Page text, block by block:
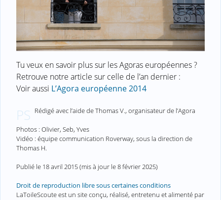
Tu veux en savoir plus sur les Agoras européennes ?
Retrouve notre article sur celle de l’an dernier :
Voir aussi L’Agora européenne 2014
PS Rédigé avec l’aide de Thomas V., organisateur de l’Agora
Photos : Olivier, Seb, Yves
Vidéo : équipe communication Roverway, sous la direction de
Thomas H.
Publié le 18 avril 2015(mis à jour le8 février 2025)
Droit de reproduction libre sous certaines conditions
LaToileScoute est un site conçu, réalisé, entretenu et alimenté par